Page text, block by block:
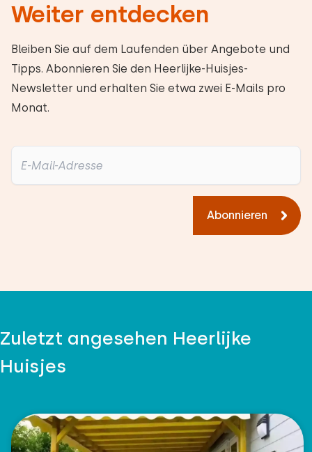
Weiter entdecken
Bleiben Sie auf dem Laufenden über Angebote und
Tipps. Abonnieren Sie den Heerlijke-Huisjes-
Newsletter und erhalten Sie etwa zwei E-Mails pro
Monat.
Abonnieren
Zuletzt angesehen Heerlijke
Huisjes